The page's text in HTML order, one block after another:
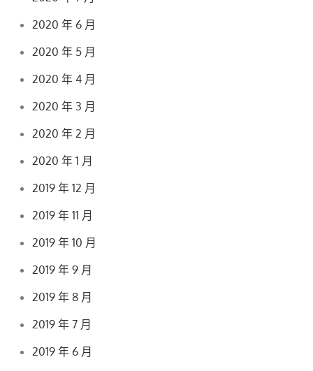
2020 年 6 月
2020 年 5 月
2020 年 4 月
2020 年 3 月
2020 年 2 月
2020 年 1 月
2019 年 12 月
2019 年 11 月
2019 年 10 月
2019 年 9 月
2019 年 8 月
2019 年 7 月
2019 年 6 月